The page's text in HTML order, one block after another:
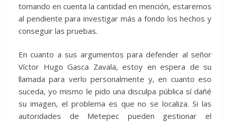
tomando en cuenta la cantidad en mención, estaremos
al pendiente para investigar más a fondo los hechos y
conseguir las pruebas.
En cuanto a sus argumentos para defender al señor
Víctor Hugo Gasca Zavala, estoy en espera de su
llamada para verlo personalmente y, en cuanto eso
suceda, yo mismo le pido una disculpa pública sí dañé
su imagen, el problema es que no se localiza. Si las
autoridades de Metepec pueden gestionar el